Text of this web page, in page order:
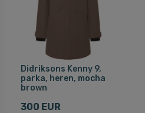
Didriksons Kenny 9,
parka, heren, mocha
brown
300 EUR